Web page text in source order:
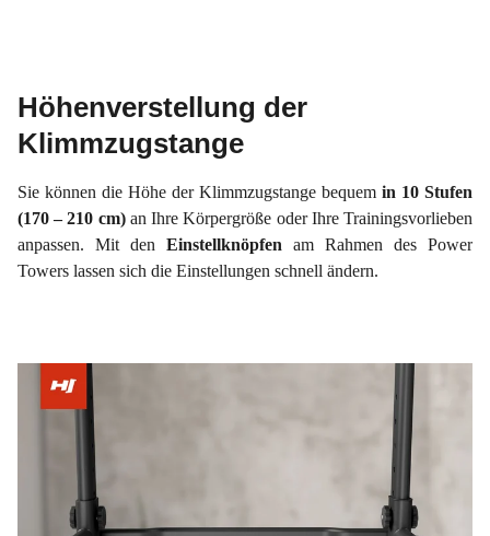
Höhenverstellung der
Klimmzugstange
Sie können die Höhe der Klimmzugstange bequem in 10 Stufen
(170 – 210 cm) an Ihre Körpergröße oder Ihre Trainingsvorlieben
anpassen. Mit den Einstellknöpfen am Rahmen des Power
Towers lassen sich die Einstellungen schnell ändern.